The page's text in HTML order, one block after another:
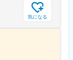
気になる